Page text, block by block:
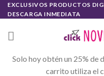
Skip
to
content
EXCLUSIVOS PRODUCTOS
DESCARGA INMEDIATA
Solo hoy obtén un 25% de
carrito utiliza el